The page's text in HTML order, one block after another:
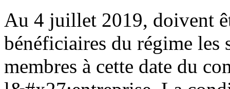
Au 4 juillet 2019, doivent
bénéficiaires du régime les
membres à cette date du